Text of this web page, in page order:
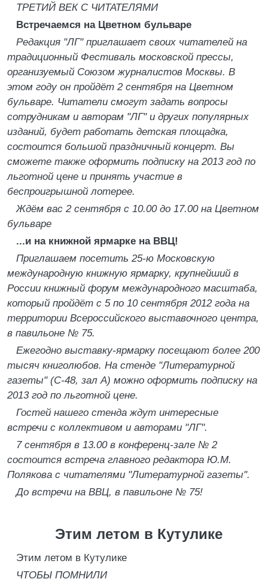
ТРЕТИЙ ВЕК С ЧИТАТЕЛЯМИ
Встречаемся на Цветном бульваре
Редакция "ЛГ" приглашает своих читателей на
традиционный Фестиваль московской прессы,
организуемый Союзом журналистов Москвы. В
этом году он пройдёт 2 сентября на Цветном
бульваре. Читатели смогут задать вопросы
сотрудникам и авторам "ЛГ" и других популярных
изданий, будет работать детская площадка,
состоится большой праздничный концерт. Вы
сможете также оформить подписку на 2013 год по
льготной цене и принять участие в
беспроигрышной лотерее.
Ждём вас 2 сентября с 10.00 до 17.00 на Цветном
бульваре
...и на книжной ярмарке на ВВЦ!
Приглашаем посетить 25-ю Московскую
международную книжную ярмарку, крупнейший в
России книжный форум международного масштаба,
который пройдёт с 5 по 10 сентября 2012 года на
территории Всероссийского выставочного центра,
в павильоне № 75.
Ежегодно выставку-ярмарку посещают более 200
тысяч книголюбов. На стенде "Литературной
газеты" (С-48, зал А) можно оформить подписку на
2013 год по льготной цене.
Гостей нашего стенда ждут интересные
встречи с коллективом и авторами "ЛГ".
7 сентября в 13.00 в конференц-зале № 2
состоится встреча главного редактора Ю.М.
Полякова с читателями "Литературной газеты".
До встречи на ВВЦ, в павильоне № 75!
Этим летом в Кутулике
Этим летом в Кутулике
ЧТОБЫ ПОМНИЛИ